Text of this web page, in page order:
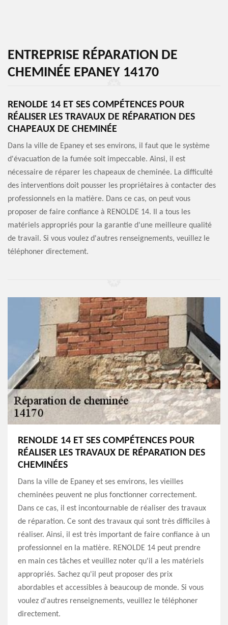
ENTREPRISE RÉPARATION DE
CHEMINÉE EPANEY 14170
RENOLDE 14 ET SES COMPÉTENCES POUR
RÉALISER LES TRAVAUX DE RÉPARATION DES
CHAPEAUX DE CHEMINÉE
Dans la ville de Epaney et ses environs, il faut que le système
d'évacuation de la fumée soit impeccable. Ainsi, il est
nécessaire de réparer les chapeaux de cheminée. La difficulté
des interventions doit pousser les propriétaires à contacter des
professionnels en la matière. Dans ce cas, on peut vous
proposer de faire confiance à RENOLDE 14. Il a tous les
matériels appropriés pour la garantie d'une meilleure qualité
de travail. Si vous voulez d'autres renseignements, veuillez le
téléphoner directement.
RENOLDE 14 ET SES COMPÉTENCES POUR
RÉALISER LES TRAVAUX DE RÉPARATION DES
CHEMINÉES
Dans la ville de Epaney et ses environs, les vieilles
cheminées peuvent ne plus fonctionner correctement.
Dans ce cas, il est incontournable de réaliser des travaux
de réparation. Ce sont des travaux qui sont très difficiles à
réaliser. Ainsi, il est très important de faire confiance à un
professionnel en la matière. RENOLDE 14 peut prendre
en main ces tâches et veuillez noter qu'il a les matériels
appropriés. Sachez qu'il peut proposer des prix
abordables et accessibles à beaucoup de monde. Si vous
voulez d'autres renseignements, veuillez le téléphoner
directement.